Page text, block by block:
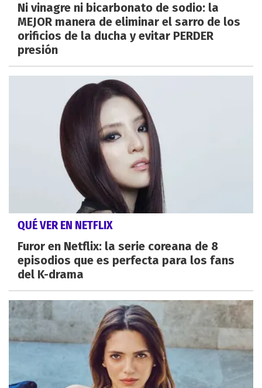
Ni vinagre ni bicarbonato de sodio: la
MEJOR manera de eliminar el sarro de los
orificios de la ducha y evitar PERDER
presión
QUÉ VER EN NETFLIX
Furor en Netflix: la serie coreana de 8
episodios que es perfecta para los fans
del K-drama